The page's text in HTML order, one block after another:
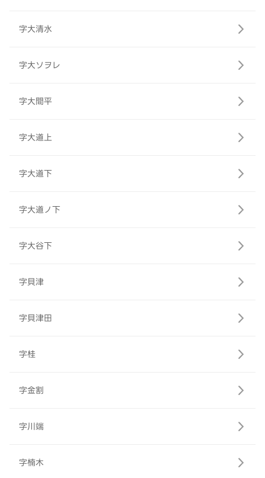
字大清水
字大ソヲレ
字大間平
字大道上
字大道下
字大道ノ下
字大谷下
字貝津
字貝津田
字桂
字金割
字川端
字楠木